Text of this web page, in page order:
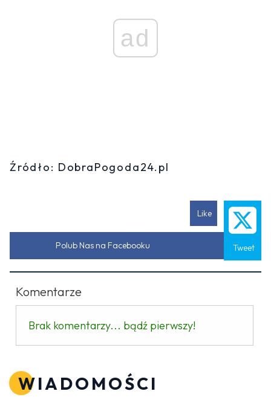
ad
Źródło: DobraPogoda24.pl
Like
Tweet
Polub Nas na Facebooku
Komentarze
Brak komentarzy... bądź pierwszy!
WIADOMOŚCI